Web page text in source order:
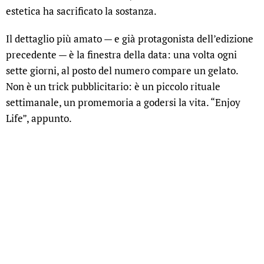
estetica ha sacrificato la sostanza.
Il dettaglio più amato — e già protagonista dell’edizione
precedente — è la finestra della data: una volta ogni
sette giorni, al posto del numero compare un gelato.
Non è un trick pubblicitario: è un piccolo rituale
settimanale, un promemoria a godersi la vita. “Enjoy
Life”, appunto.